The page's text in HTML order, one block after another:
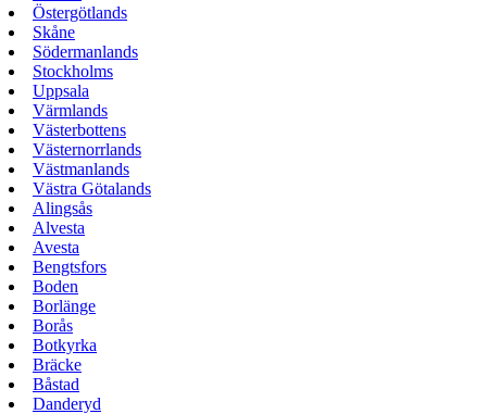
Östergötlands
Skåne
Södermanlands
Stockholms
Uppsala
Värmlands
Västerbottens
Västernorrlands
Västmanlands
Västra Götalands
Alingsås
Alvesta
Avesta
Bengtsfors
Boden
Borlänge
Borås
Botkyrka
Bräcke
Båstad
Danderyd